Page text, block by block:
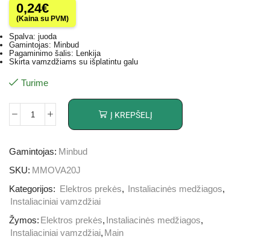
0,24€
(Kaina su PVM)
Spalva: juoda
Gamintojas: Minbud
Pagaminimo šalis: Lenkija
Skirta vamzdžiams su išplatintu galu
Turime
Į KREPŠELĮ
Gamintojas: Minbud
SKU: MMOVA20J
Kategorijos:
Elektros prekės, Instaliacinės medžiagos,
Instaliaciniai vamzdžiai
Žymos: Elektros prekės, Instaliacinės medžiagos,
Instaliaciniai vamzdžiai, Main